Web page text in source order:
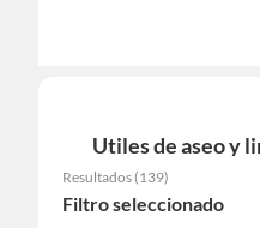
Utiles de aseo y
Resultados (139)
Filtro seleccionado